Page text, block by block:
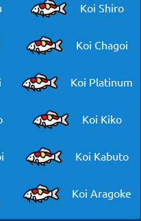
Koi Shiro
Koi Chagoi
Koi Platinum
Koi Kiko
Koi Kabuto
Koi Aragoke